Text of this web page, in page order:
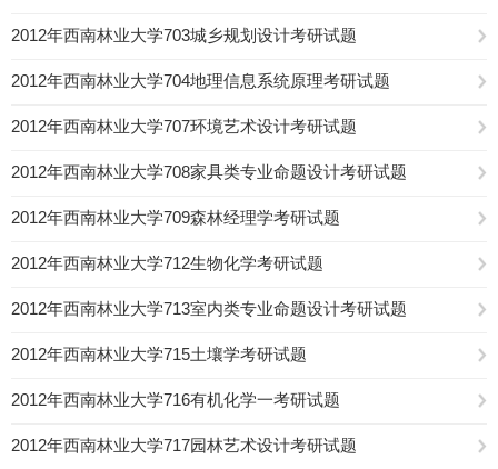
2012年西南林业大学703城乡规划设计考研试题
2012年西南林业大学704地理信息系统原理考研试题
2012年西南林业大学707环境艺术设计考研试题
2012年西南林业大学708家具类专业命题设计考研试题
2012年西南林业大学709森林经理学考研试题
2012年西南林业大学712生物化学考研试题
2012年西南林业大学713室内类专业命题设计考研试题
2012年西南林业大学715土壤学考研试题
2012年西南林业大学716有机化学一考研试题
2012年西南林业大学717园林艺术设计考研试题